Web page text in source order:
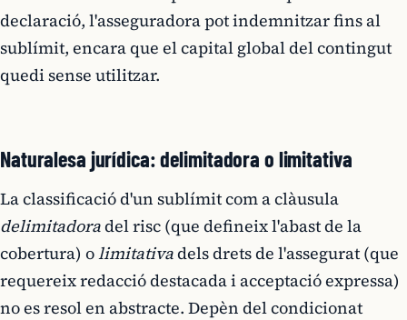
declaració, l'asseguradora pot indemnitzar fins al
sublímit, encara que el capital global del contingut
quedi sense utilitzar.
Naturalesa jurídica: delimitadora o limitativa
La classificació d'un sublímit com a clàusula
delimitadoradel risc (que defineix l'abast de la
cobertura) olimitativadels drets de l'assegurat (que
requereix redacció destacada i acceptació expressa)
no es resol en abstracte. Depèn del condicionat